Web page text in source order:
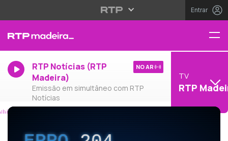
Entrar
RTP Notícias (RTP
Madeira)
Emissão em simultâneo com RTP
Notícias
NO AR
TV
RTP